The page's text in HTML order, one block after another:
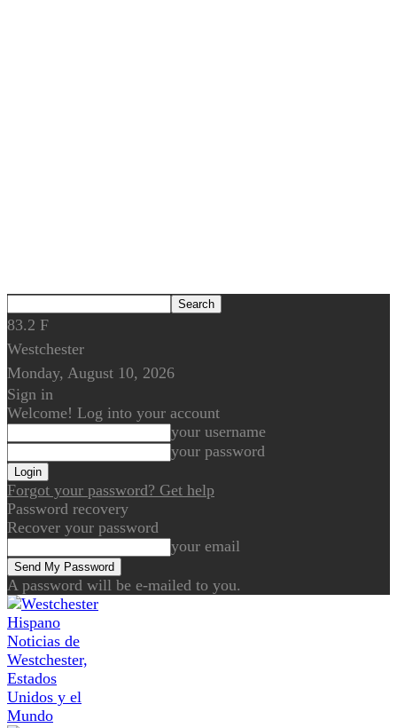
83.2 F
Westchester
Monday, August 10, 2026
Sign in
Welcome! Log into your account
your username
your password
Forgot your password? Get help
Password recovery
Recover your password
your email
A password will be e-mailed to you.
Noticias de
Westchester,
Estados
Unidos y el
Mundo